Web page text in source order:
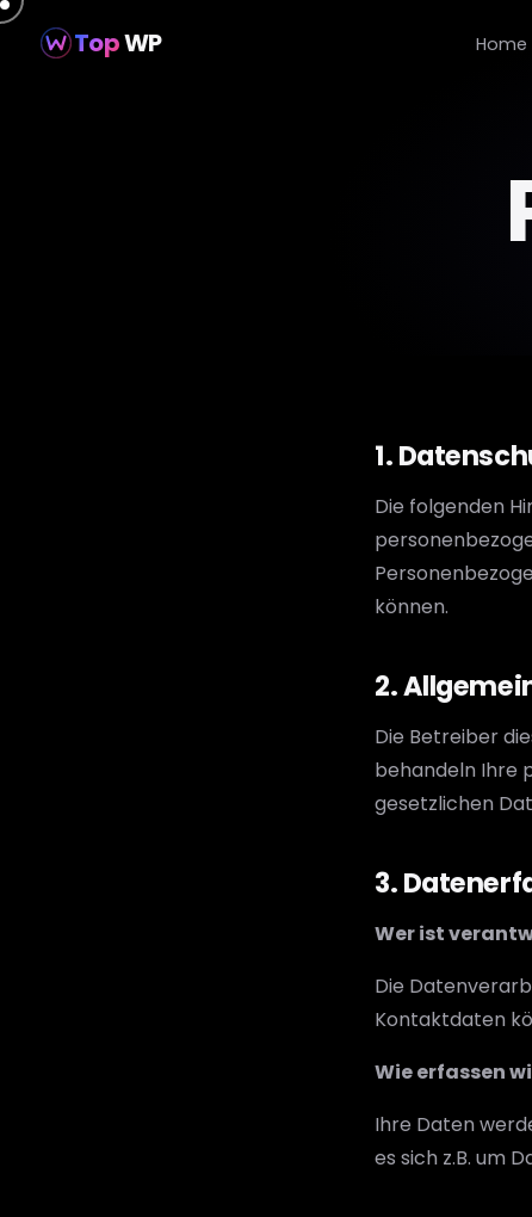
TopWP Home
1.
Die folgenden
können.
2.
Die Betreiber
behandeln Ihre
gesetzlichen
3.
Wer ist
Die
Kontaktdaten
Wie erfassen
Ihre Daten
es sich z.B. um